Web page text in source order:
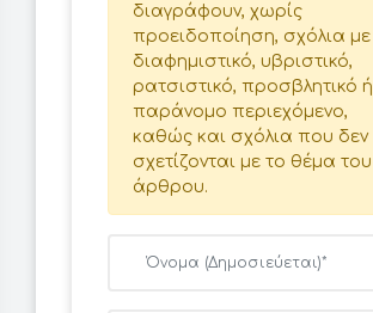
διαγράφουν, χωρίς
προειδοποίηση, σχόλια με
διαφημιστικό, υβριστικό,
ρατσιστικό, προσβλητικό ή
παράνομο περιεχόμενο,
καθώς και σχόλια που δεν
σχετίζονται με το θέμα του
άρθρου.